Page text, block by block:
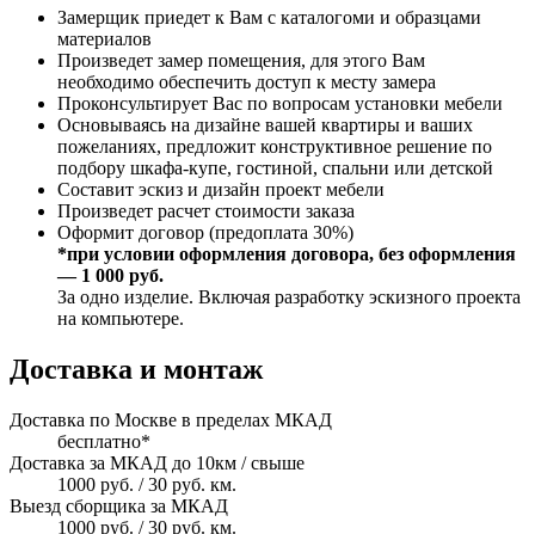
Замерщик приедет к Вам с каталогоми и образцами
материалов
Произведет замер помещения, для этого Вам
необходимо обеспечить доступ к месту замера
Проконсультирует Вас по вопросам установки мебели
Основываясь на дизайне вашей квартиры и ваших
пожеланиях, предложит конструктивное решение по
подбору шкафа-купе, гостиной, спальни или детской
Составит эскиз и дизайн проект мебели
Произведет расчет стоимости заказа
Оформит договор (предоплата 30%)
*при условии оформления договора, без оформления
— 1 000 руб.
За одно изделие. Включая разработку эскизного проекта
на компьютере.
Доставка и монтаж
Доставка по Москве в пределах МКАД
бесплатно*
Доставка за МКАД до 10км / свыше
1000 руб. / 30 руб. км.
Выезд сборщика за МКАД
1000 руб. / 30 руб. км.